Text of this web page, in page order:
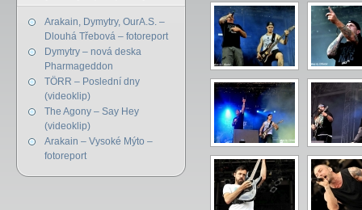
Arakain, Dymytry, OurA.S. –
Dlouhá Třebová – fotoreport
Dymytry – nová deska
Pharmageddon
TÖRR – Poslední dny
(videoklip)
The Agony – Say Hey
(videoklip)
Arakain – Vysoké Mýto –
fotoreport